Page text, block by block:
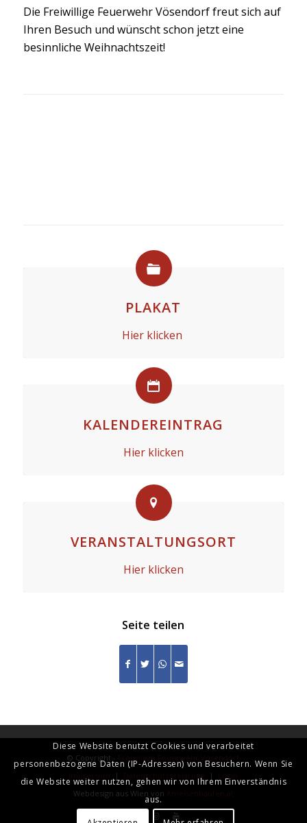
Die Freiwillige Feuerwehr Vösendorf freut sich auf
Ihren Besuch und wünscht schon jetzt eine
besinnliche Weihnachtszeit!
PLAKAT
Hier klicken
KALENDEREINTRAG
Hier klicken
VERANSTALTUNGSORT
Hier klicken
Seite teilen
© Copyright - Freiwillige Feuerwehr Vösendorf
Impressum
| Datenschutzerklärung | Login
Webdesign aus Wien von Ameisenhaufen.at
Diese Website benutzt Cookies und verarbeitet
personenbezogene Daten (IP-Adressen) von Besuchern. Wenn Sie
die Website weiter nutzen, gehen wir von Ihrem Einverständnis
aus.